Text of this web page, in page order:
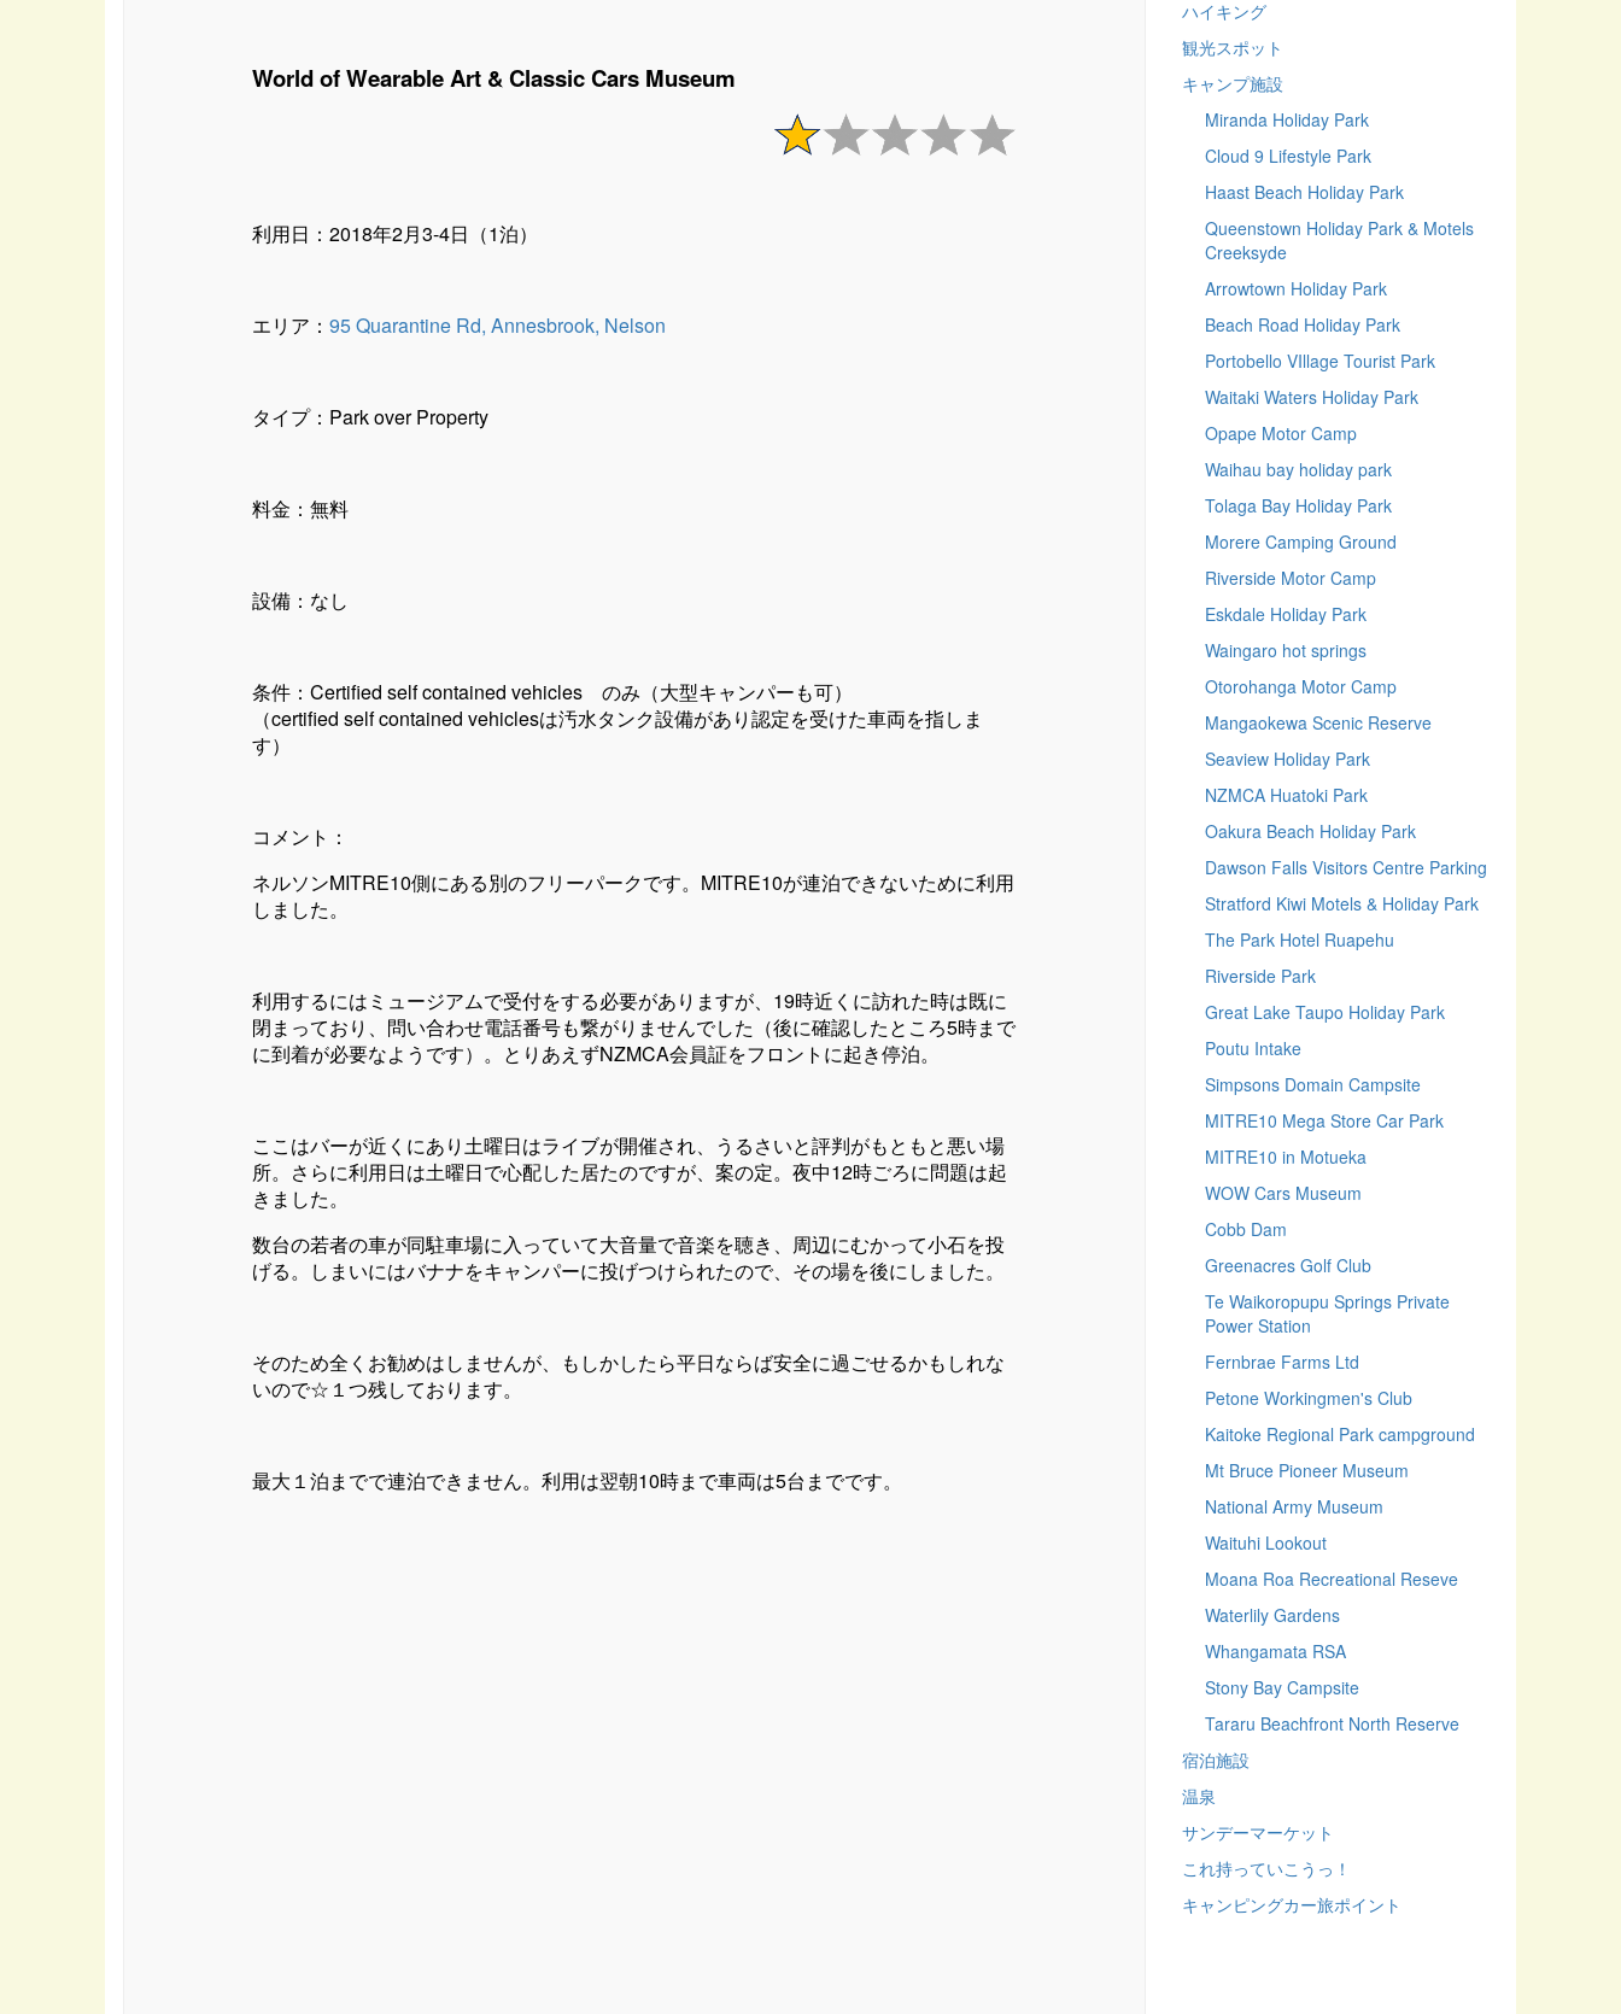
World of Wearable Art & Classic Cars Museum
利用日：2018年2月3-4日（1泊）
エリア：95 Quarantine Rd, Annesbrook, Nelson
タイプ：Park over Property
料金：無料
設備：なし
条件：Certified self contained vehicles のみ（大型キャンパーも可）
（certified self contained vehiclesは汚水タンク設備があり認定を受けた車両を指しま
す）
コメント：
ネルソンMITRE10側にある別のフリーパークです。MITRE10が連泊できないために利用
しました。
利用するにはミュージアムで受付をする必要がありますが、19時近くに訪れた時は既に
閉まっており、問い合わせ電話番号も繋がりませんでした（後に確認したところ5時まで
に到着が必要なようです）。とりあえずNZMCA会員証をフロントに起き停泊。
ここはバーが近くにあり土曜日はライブが開催され、うるさいと評判がもともと悪い場
所。さらに利用日は土曜日で心配した居たのですが、案の定。夜中12時ごろに問題は起
きました。
数台の若者の車が同駐車場に入っていて大音量で音楽を聴き、周辺にむかって小石を投
げる。しまいにはバナナをキャンパーに投げつけられたので、その場を後にしました。
そのため全くお勧めはしませんが、もしかしたら平日ならば安全に過ごせるかもしれな
いので☆１つ残しております。
最大１泊までで連泊できません。利用は翌朝10時まで車両は5台までです。
ハイキング
観光スポット
キャンプ施設
Miranda Holiday Park
Cloud 9 Lifestyle Park
Haast Beach Holiday Park
Queenstown Holiday Park & Motels
Creeksyde
Arrowtown Holiday Park
Beach Road Holiday Park
Portobello VIllage Tourist Park
Waitaki Waters Holiday Park
Opape Motor Camp
Waihau bay holiday park
Tolaga Bay Holiday Park
Morere Camping Ground
Riverside Motor Camp
Eskdale Holiday Park
Waingaro hot springs
Otorohanga Motor Camp
Mangaokewa Scenic Reserve
Seaview Holiday Park
NZMCA Huatoki Park
Oakura Beach Holiday Park
Dawson Falls Visitors Centre Parking
Stratford Kiwi Motels & Holiday Park
The Park Hotel Ruapehu
Riverside Park
Great Lake Taupo Holiday Park
Poutu Intake
Simpsons Domain Campsite
MITRE10 Mega Store Car Park
MITRE10 in Motueka
WOW Cars Museum
Cobb Dam
Greenacres Golf Club
Te Waikoropupu Springs Private
Power Station
Fernbrae Farms Ltd
Petone Workingmen's Club
Kaitoke Regional Park campground
Mt Bruce Pioneer Museum
National Army Museum
Waituhi Lookout
Moana Roa Recreational Reseve
Waterlily Gardens
Whangamata RSA
Stony Bay Campsite
Tararu Beachfront North Reserve
宿泊施設
温泉
サンデーマーケット
これ持っていこうっ！
キャンピングカー旅ポイント